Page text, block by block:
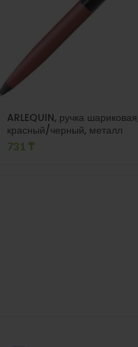
ARLEQUIN, ручка
красный/черный, металл
731 ₸